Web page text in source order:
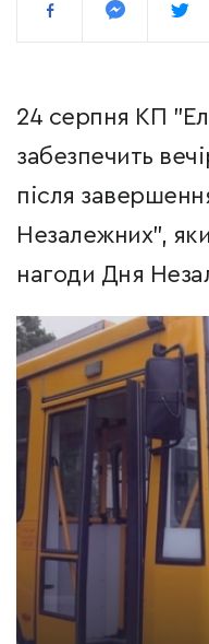
24 серпня КП
забезпечить
після
Незалежних",
нагоди Дня